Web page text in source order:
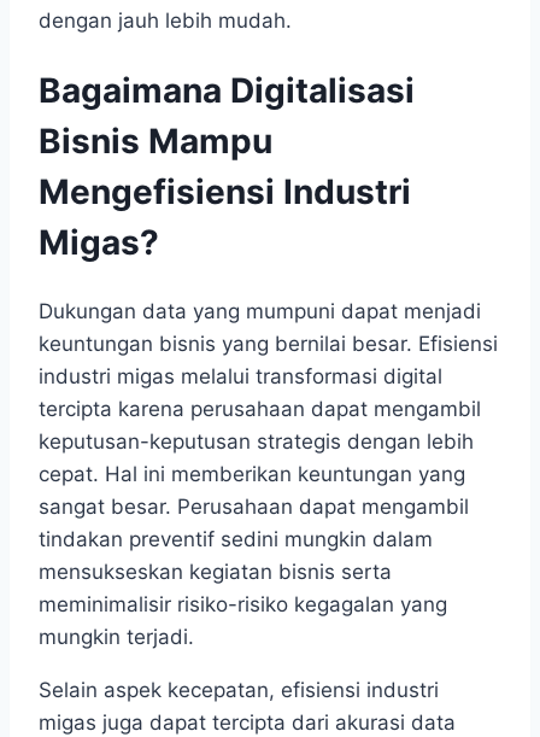
dengan jauh lebih mudah.
Bagaimana Digitalisasi
Bisnis Mampu
Mengefisiensi Industri
Migas?
Dukungan data yang mumpuni dapat menjadi
keuntungan bisnis yang bernilai besar. Efisiensi
industri migas melalui transformasi digital
tercipta karena perusahaan dapat mengambil
keputusan-keputusan strategis dengan lebih
cepat. Hal ini memberikan keuntungan yang
sangat besar. Perusahaan dapat mengambil
tindakan preventif sedini mungkin dalam
mensukseskan kegiatan bisnis serta
meminimalisir risiko-risiko kegagalan yang
mungkin terjadi.
Selain aspek kecepatan, efisiensi industri
migas juga dapat tercipta dari akurasi data